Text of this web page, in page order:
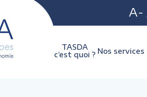
A-
TASDA
c’est quoi ? Nos services